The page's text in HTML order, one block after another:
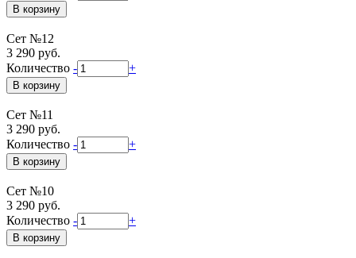
Сет №12
3 290 руб.
Количество - +
Сет №11
3 290 руб.
Количество - +
Сет №10
3 290 руб.
Количество - +